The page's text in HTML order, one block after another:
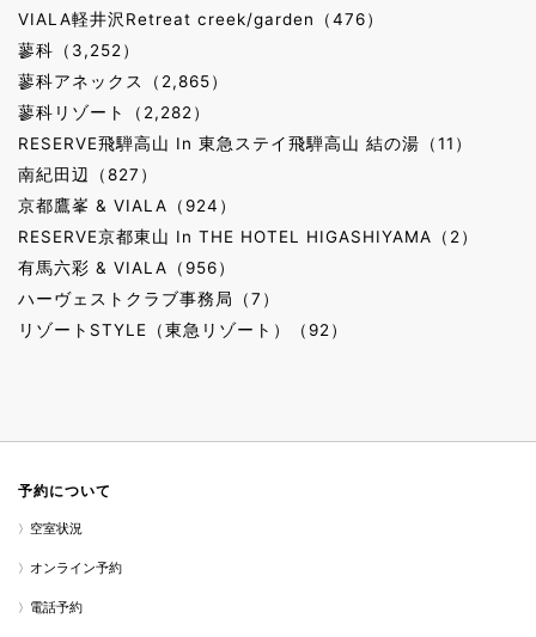
VIALA軽井沢Retreat creek/garden（476）
蓼科（3,252）
蓼科アネックス（2,865）
蓼科リゾート（2,282）
RESERVE飛騨高山 In 東急ステイ飛騨高山 結の湯（11）
南紀田辺（827）
京都鷹峯 & VIALA（924）
RESERVE京都東山 In THE HOTEL HIGASHIYAMA（2）
有馬六彩 & VIALA（956）
ハーヴェストクラブ事務局（7）
リゾートSTYLE（東急リゾート）（92）
予約について
空室状況
オンライン予約
電話予約